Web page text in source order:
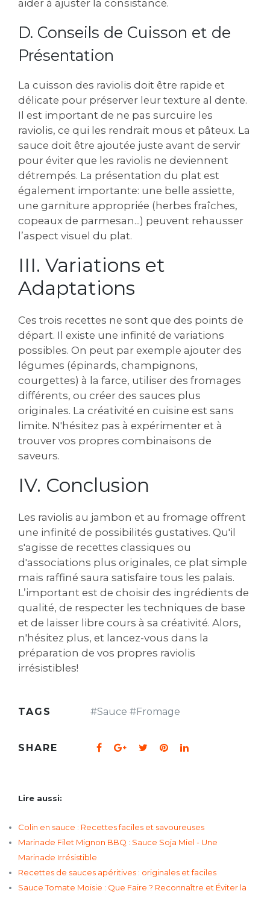
aider à ajuster la consistance.
D. Conseils de Cuisson et de
Présentation
La cuisson des raviolis doit être rapide et
délicate pour préserver leur texture al dente.
Il est important de ne pas surcuire les
raviolis‚ ce qui les rendrait mous et pâteux. La
sauce doit être ajoutée juste avant de servir
pour éviter que les raviolis ne deviennent
détrempés. La présentation du plat est
également importante: une belle assiette‚
une garniture appropriée (herbes fraîches‚
copeaux de parmesan...) peuvent rehausser
l’aspect visuel du plat.
III. Variations et
Adaptations
Ces trois recettes ne sont que des points de
départ. Il existe une infinité de variations
possibles. On peut par exemple ajouter des
légumes (épinards‚ champignons‚
courgettes) à la farce‚ utiliser des fromages
différents‚ ou créer des sauces plus
originales. La créativité en cuisine est sans
limite. N'hésitez pas à expérimenter et à
trouver vos propres combinaisons de
saveurs.
IV. Conclusion
Les raviolis au jambon et au fromage offrent
une infinité de possibilités gustatives. Qu'il
s'agisse de recettes classiques ou
d'associations plus originales‚ ce plat simple
mais raffiné saura satisfaire tous les palais.
L’important est de choisir des ingrédients de
qualité‚ de respecter les techniques de base
et de laisser libre cours à sa créativité. Alors‚
n'hésitez plus‚ et lancez-vous dans la
préparation de vos propres raviolis
irrésistibles!
TAGS #Sauce #Fromage
SHARE
Lire aussi:
Colin en sauce : Recettes faciles et savoureuses
Marinade Filet Mignon BBQ : Sauce Soja Miel - Une
Marinade Irrésistible
Recettes de sauces apéritives : originales et faciles
Sauce Tomate Moisie : Que Faire ? Reconnaître et Éviter la